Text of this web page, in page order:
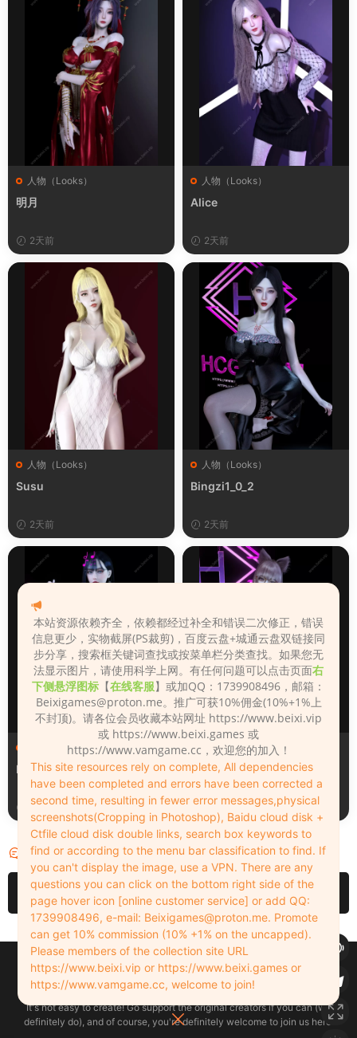
人物（Looks）
明月
2天前
人物（Looks）
Alice
2天前
人物（Looks）
Susu
2天前
人物（Looks）
Bingzi1_0_2
2天前
人物（Looks）
Monica_2_2_2
2天前
人物（Looks）
Lizhen2025
3天前
评论 0
请先登录
Copyleft © 2022-2026 beixi.vip - All Rights Freedom！
创作不易！有能力的同学可以去支持一下原创作者（我们绝对支持），当然
了，您加入这里我们也绝对欢迎！
It's not easy to create! Go support the original creators if you can (we
definitely do), and of course, you're definitely welcome to join us here!
本站资源依赖齐全，依赖都经过补全和错误二次修正，错误
信息更少，实物截屏(PS裁剪)，百度云盘+城通云盘双链接同
步分享，搜索框关键词查找或按菜单栏分类查找。如果您无
法显示图片，请使用科学上网。有任何问题可以点击页面右
下侧悬浮图标 【在线客服】或加QQ：1739908496，邮箱：
Beixigames@proton.me。推广可获10%佣金(10%+1%上
不封顶)。请各位会员收藏本站网址 https://www.beixi.vip
或 https://www.beixi.games 或
https://www.vamgame.cc，欢迎您的加入！
This site resources rely on complete, All dependencies
have been completed and errors have been corrected a
second time, resulting in fewer error messages,physical
screenshots(Cropping in Photoshop), Baidu cloud disk +
Ctfile cloud disk double links, search box keywords to
find or according to the menu bar classification to find. If
you can't display the image, use a VPN. There are any
questions you can click on the bottom right side of the
page hover icon [online customer service] or add QQ:
1739908496, e-mail: Beixigames@proton.me. Promote
can get 10% commission (10% +1% on the uncapped).
Please members of the collection site URL
https://www.beixi.vip or https://www.beixi.games or
https://www.vamgame.cc, welcome to join!